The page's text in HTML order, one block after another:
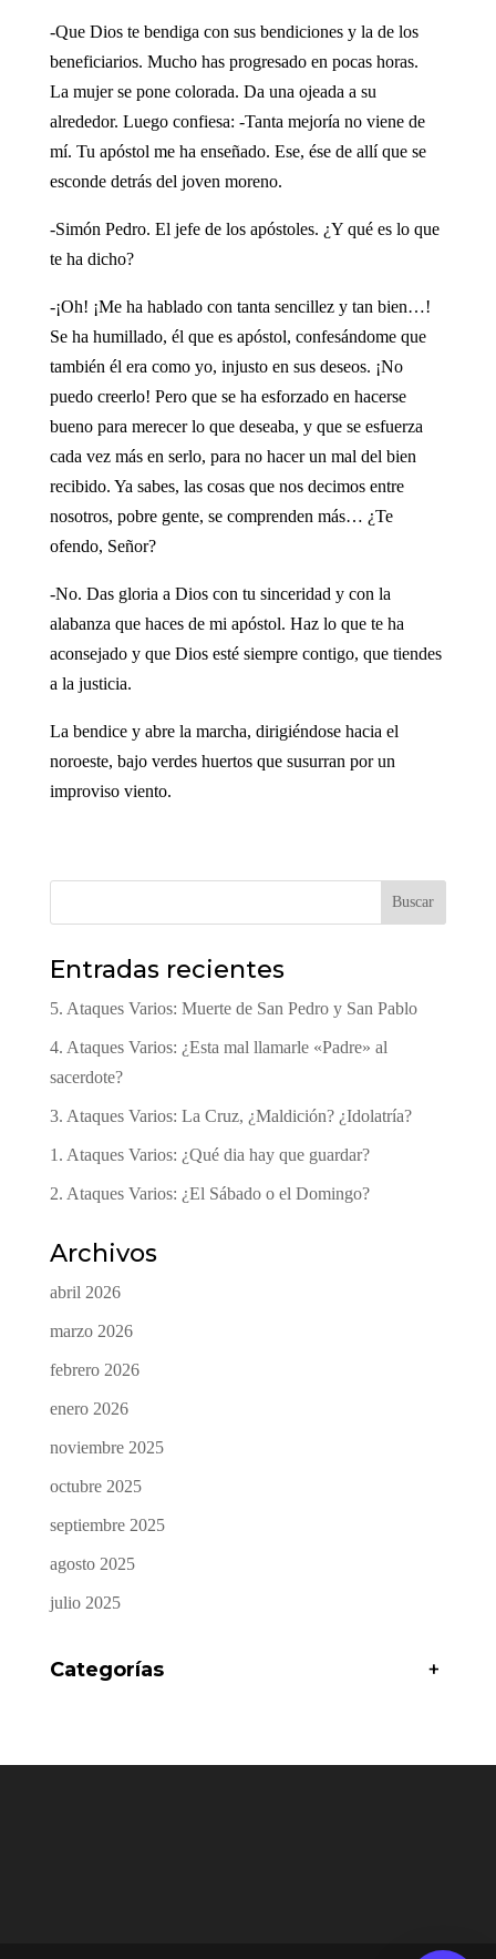
-Que Dios te bendiga con sus bendiciones y la de los
beneficiarios. Mucho has progresado en pocas horas.
La mujer se pone colorada. Da una ojeada a su
alrededor. Luego confiesa: -Tanta mejoría no viene de
mí. Tu apóstol me ha enseñado. Ese, ése de allí que se
esconde detrás del joven moreno.
-Simón Pedro. El jefe de los apóstoles. ¿Y qué es lo que
te ha dicho?
-¡Oh! ¡Me ha hablado con tanta sencillez y tan bien…!
Se ha humillado, él que es apóstol, confesándome que
también él era como yo, injusto en sus deseos. ¡No
puedo creerlo! Pero que se ha esforzado en hacerse
bueno para merecer lo que deseaba, y que se esfuerza
cada vez más en serlo, para no hacer un mal del bien
recibido. Ya sabes, las cosas que nos decimos entre
nosotros, pobre gente, se comprenden más… ¿Te
ofendo, Señor?
-No. Das gloria a Dios con tu sinceridad y con la
alabanza que haces de mi apóstol. Haz lo que te ha
aconsejado y que Dios esté siempre contigo, que tiendes
a la justicia.
La bendice y abre la marcha, dirigiéndose hacia el
noroeste, bajo verdes huertos que susurran por un
improviso viento.
Buscar
Entradas recientes
5. Ataques Varios: Muerte de San Pedro y San Pablo
4. Ataques Varios: ¿Esta mal llamarle «Padre» al
sacerdote?
3. Ataques Varios: La Cruz, ¿Maldición? ¿Idolatría?
1. Ataques Varios: ¿Qué dia hay que guardar?
2. Ataques Varios: ¿El Sábado o el Domingo?
Archivos
abril 2026
marzo 2026
febrero 2026
enero 2026
noviembre 2025
octubre 2025
septiembre 2025
agosto 2025
julio 2025
Categorías +